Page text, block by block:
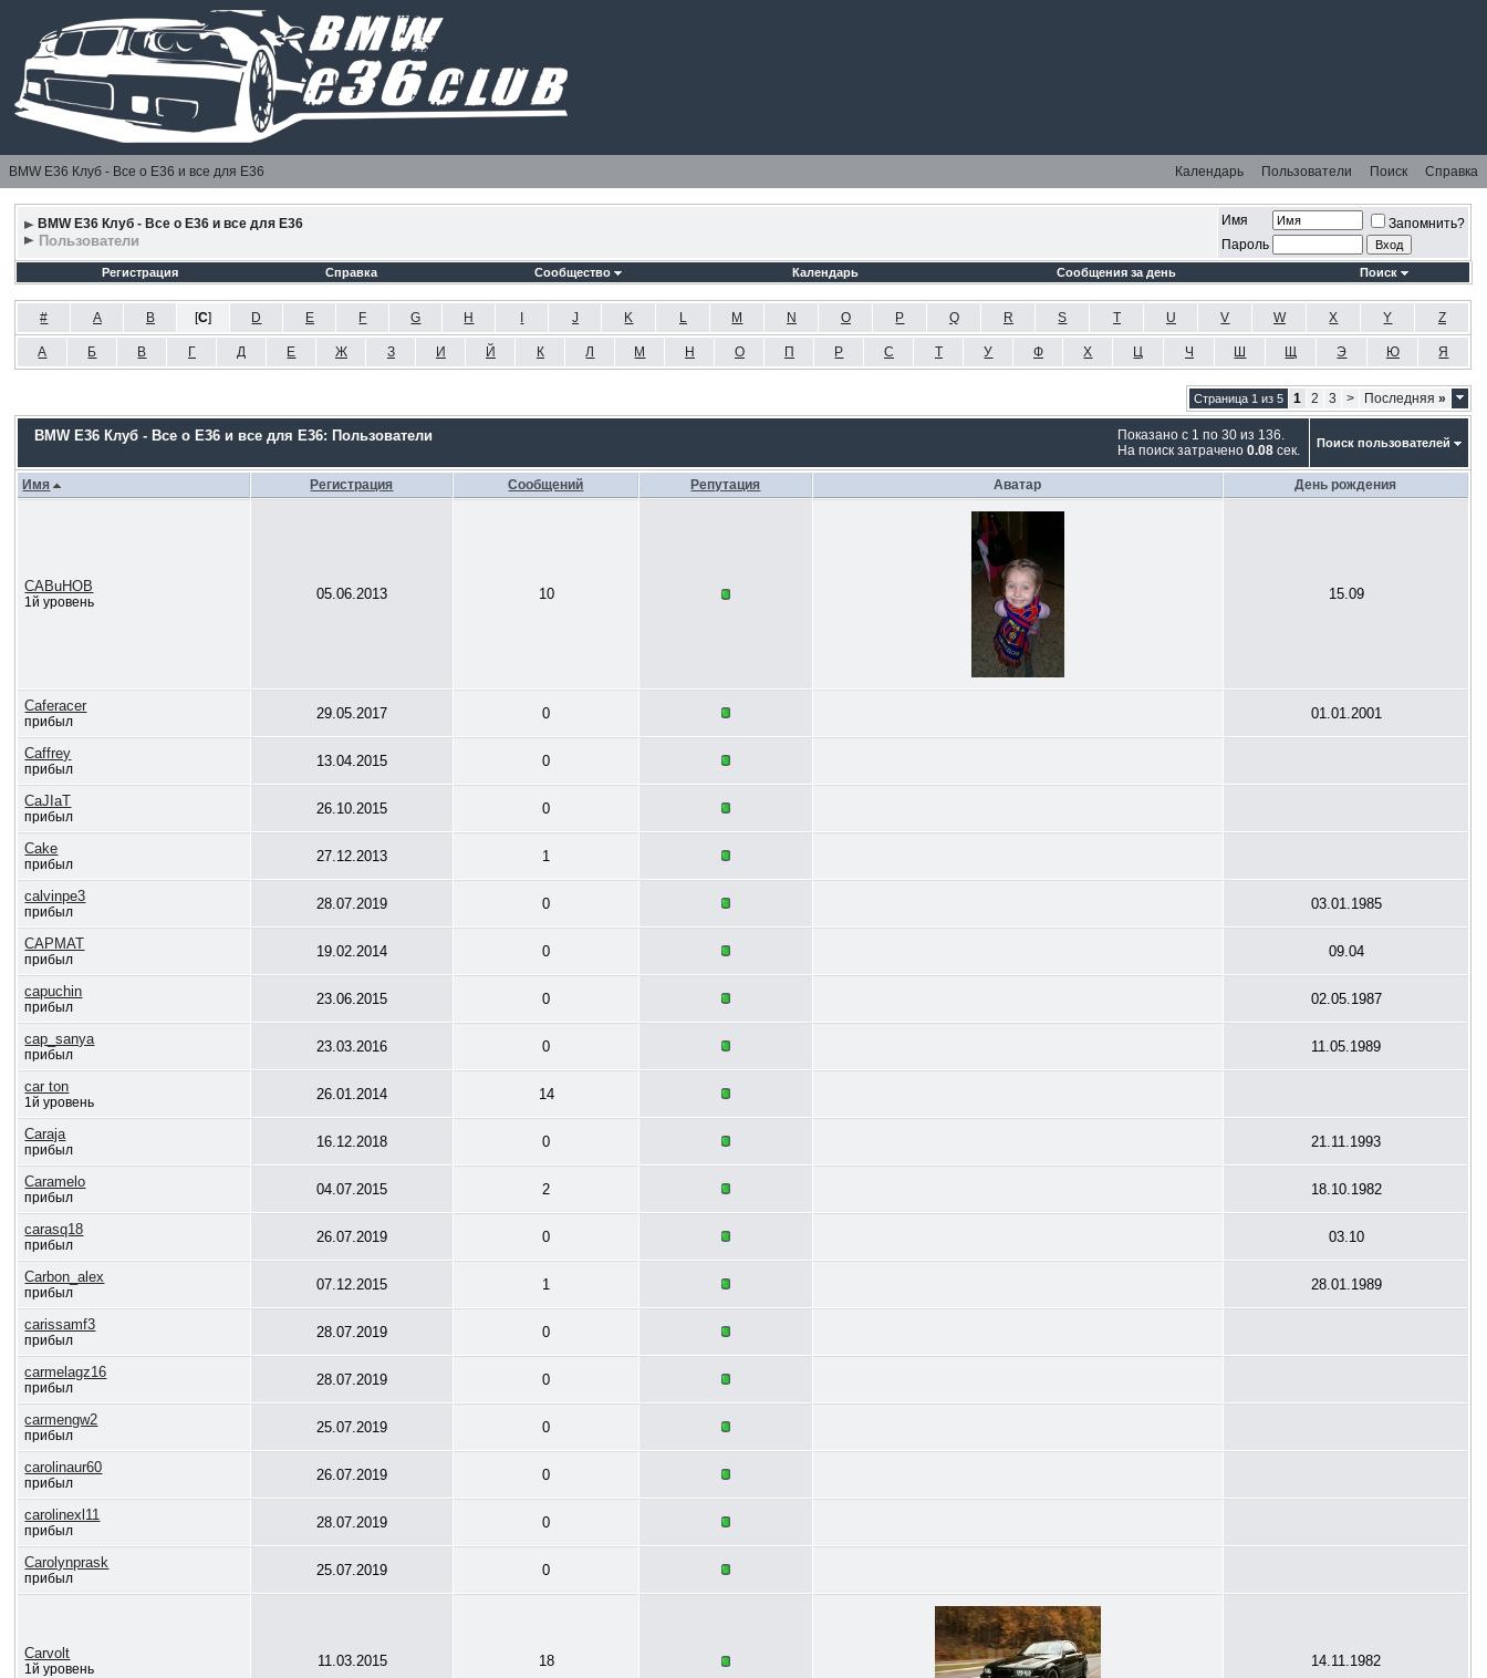
BMW E36 Клуб - Все о Е36 и все для Е36 Календарь Пользователи Поиск Справка
BMW E36 Клуб - Все о Е36 и все для Е36
Пользователи
Имя
Запомнить?
Пароль
Регистрация Справка Сообщество Календарь Сообщения за день Поиск
# A B [C] D E F G H J K L M N O P Q R S T U V W X Y Z
А Б В Г Д Е Ж З И Й К Л М Н О П Р С Т У Ф Х Ц Ч Ш Щ Э Ю Я
Страница 1 из 5 1 2 3 > Последняя»
Показано с 1 по 30 из 136.
На поиск затрачено0.08 сек.
BMW E36 Клуб - Все о Е36 и все для Е36: Пользователи Поиск пользователей
Имя Регистрация Сообщений Репутация Аватар День рождения
CABuHOB
1й уровень 05.06.2013 10 15.09
Caferacer
прибыл 29.05.2017 0 01.01.2001
Caffrey
прибыл 13.04.2015 0
CaJIaT
прибыл 26.10.2015 0
Cake
прибыл 27.12.2013 1
calvinpe3
прибыл 28.07.2019 0 03.01.1985
CAPMAT
прибыл 19.02.2014 0 09.04
capuchin
прибыл 23.06.2015 0 02.05.1987
cap_sanya
прибыл 23.03.2016 0 11.05.1989
car ton
1й уровень 26.01.2014 14
Caraja
прибыл 16.12.2018 0 21.11.1993
Caramelo
прибыл 04.07.2015 2 18.10.1982
carasq18
прибыл 26.07.2019 0 03.10
Carbon_alex
прибыл 07.12.2015 1 28.01.1989
carissamf3
прибыл 28.07.2019 0
carmelagz16
прибыл 28.07.2019 0
carmengw2
прибыл 25.07.2019 0
carolinaur60
прибыл 26.07.2019 0
carolinexl11
прибыл 28.07.2019 0
Carolynprask
прибыл 25.07.2019 0
Carvolt
1й уровень 11.03.2015 18 14.11.1982